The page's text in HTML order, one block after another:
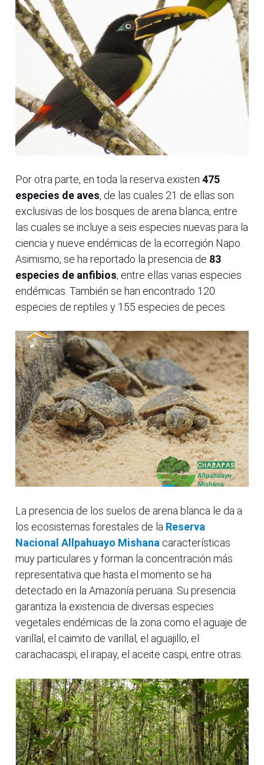
Por otra parte, en toda la reserva existen 475
especies de aves, de las cuales 21 de ellas son
exclusivas de los bosques de arena blanca, entre
las cuales se incluye a seis especies nuevas para la
ciencia y nueve endémicas de la ecorregión Napo.
Asimismo, se ha reportado la presencia de 83
especies de anfibios, entre ellas varias especies
endémicas. También se han encontrado 120
especies de reptiles y 155 especies de peces.
La presencia de los suelos de arena blanca le da a
los ecosistemas forestales de la Reserva
Nacional Allpahuayo Mishana características
muy particulares y forman la concentración más
representativa que hasta el momento se ha
detectado en la Amazonía peruana. Su presencia
garantiza la existencia de diversas especies
vegetales endémicas de la zona como el aguaje de
varillal, el caimito de varillal, el aguajillo, el
carachacaspi, el irapay, el aceite caspi, entre otras.